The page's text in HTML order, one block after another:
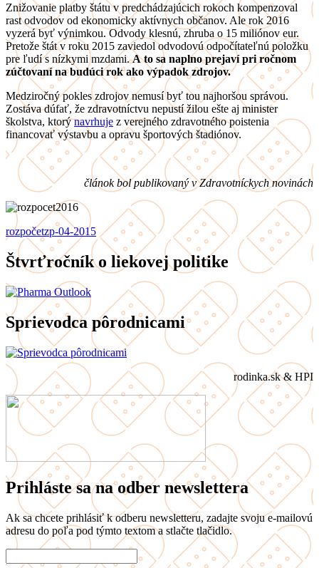
Znižovanie platby štátu v predchádzajúcich rokoch kompenzoval
rast odvodov od ekonomicky aktívnych občanov. Ale rok 2016
vyzerá byť výnimkou. Odvody klesnú, zhruba o 15 miliónov eur.
Pretože štát v roku 2015 zaviedol odvodovú odpočítateľnú položku
pre ľudí s nízkymi mzdami.A to sa naplno prejaví pri ročnom
zúčtovaní na budúci rok ako výpadok zdrojov.
Medziročný pokles zdrojov nemusí byť tou najhoršou správou.
Zostáva dúfať, že zdravotníctvu nepustí žilou ešte aj minister
školstva, ktorýnavrhuje z verejného zdravotného poistenia
financovať výstavbu a opravu športových štadiónov.
článok bol publikovaný v Zdravotníckych novinách
rozpočetzp-04-2015
Štvrťročník o liekovej politike
Sprievodca pôrodnicami
rodinka.sk & HPI
Prihláste sa na odber newslettera
Ak sa chcete prihlásiť k odberu newsletteru, zadajte svoju e-mailovú
adresu do poľa pod týmto textom a stlačte tlačidlo.